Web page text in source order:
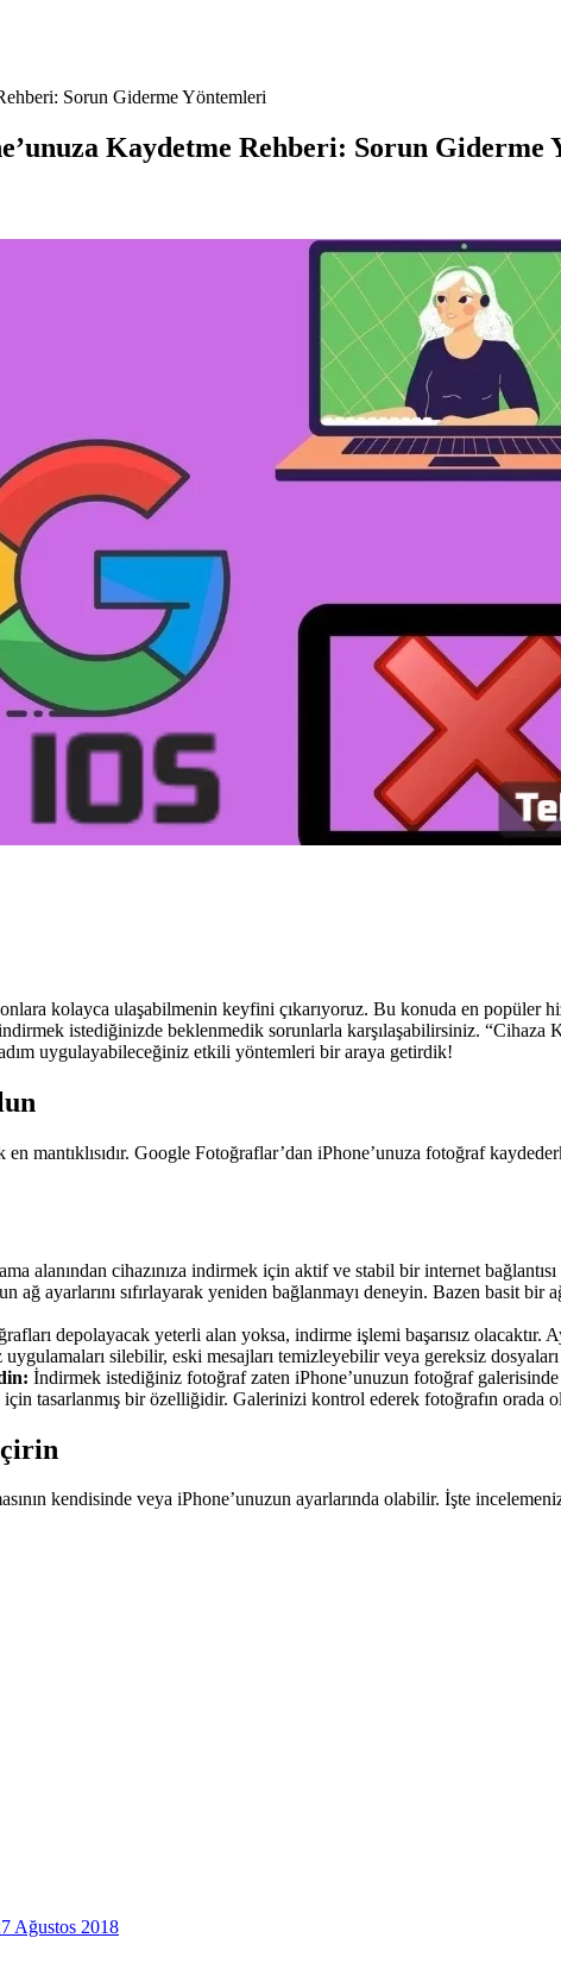
Sorun Giderme Yöntemleri
Kaydetme Rehberi: Sorun Giderme
kolayca ulaşabilmenin keyfini çıkarıyoruz. Bu konuda en
istediğinizde beklenmedik sorunlarla karşılaşabilirsiniz. “Cihaza
uygulayabileceğiniz etkili yöntemleri bir araya getirdik!
en mantıklısıdır. Google Fotoğraflar’dan iPhone’unuza fotoğraf
alanından cihazınıza indirmek için aktif ve stabil bir internet
ayarlarını sıfırlayarak yeniden bağlanmayı deneyin. Bazen basit
depolayacak yeterli alan yoksa, indirme işlemi başarısız
uygulamaları silebilir, eski mesajları temizleyebilir veya gereksiz
İndirmek istediğiniz fotoğraf zaten iPhone’unuzun fotoğraf
tasarlanmış bir özelliğidir. Galerinizi kontrol ederek fotoğrafın orada
kendisinde veya iPhone’unuzun ayarlarında olabilir. İşte
Ağustos 2018